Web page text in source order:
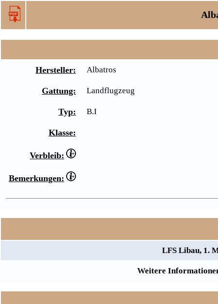
Hersteller: Albatros
Gattung: Landflugzeug
Typ: B.I
Klasse:
Verbleib:
Bemerkungen:
LFS Libau, 1.
Weitere